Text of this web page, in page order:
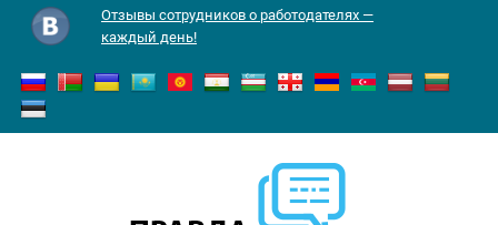
Отзывы сотрудников о работодателях —
каждый день!